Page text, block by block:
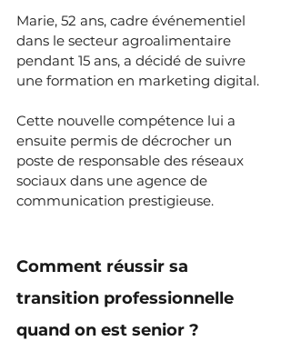
Marie, 52 ans, cadre événementiel
dans le secteur agroalimentaire
pendant 15 ans, a décidé de suivre
une formation en marketing digital.
Cette nouvelle compétence lui a
ensuite permis de décrocher un
poste de responsable des réseaux
sociaux dans une agence de
communication prestigieuse.
Comment réussir sa
transition professionnelle
quand on est senior ?